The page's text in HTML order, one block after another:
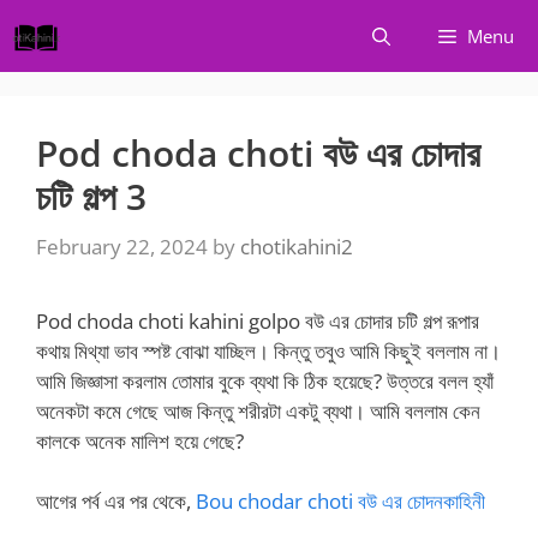
to
content
Menu
Pod choda choti বউ এর চোদার
চটি গল্প 3
February 22, 2024 by chotikahini2
Pod choda choti kahini golpo বউ এর চোদার চটি গল্প রূপার
কথায় মিথ্যা ভাব স্পষ্ট বোঝা যাচ্ছিল। কিন্তু তবুও আমি কিছুই বললাম না।
আমি জিজ্ঞাসা করলাম তোমার বুকে ব্যথা কি ঠিক হয়েছে? উত্তরে বলল হ্যাঁ
অনেকটা কমে গেছে আজ কিন্তু শরীরটা একটু ব্যথা। আমি বললাম কেন
কালকে অনেক মালিশ হয়ে গেছে?
আগের পর্ব এর পর থেকে, Bou chodar choti বউ এর চোদনকাহিনী